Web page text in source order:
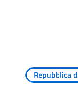
Repubblica